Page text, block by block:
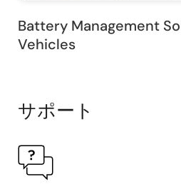
Battery Management
Vehicles
サポート